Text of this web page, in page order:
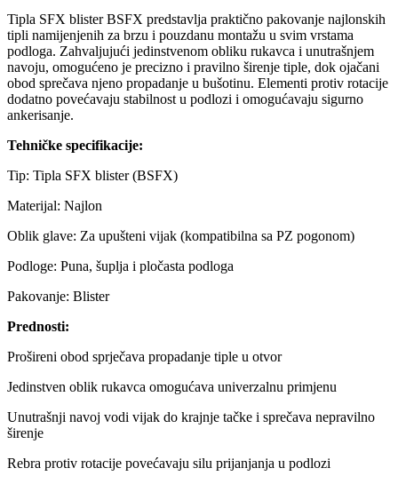
Tipla SFX blister BSFX predstavlja praktično pakovanje najlonskih
tipli namijenjenih za brzu i pouzdanu montažu u svim vrstama
podloga. Zahvaljujući jedinstvenom obliku rukavca i unutrašnjem
navoju, omogućeno je precizno i pravilno širenje tiple, dok ojačani
obod sprečava njeno propadanje u bušotinu. Elementi protiv rotacije
dodatno povećavaju stabilnost u podlozi i omogućavaju sigurno
ankerisanje.
Tehničke specifikacije:
Tip: Tipla SFX blister (BSFX)
Materijal: Najlon
Oblik glave: Za upušteni vijak (kompatibilna sa PZ pogonom)
Podloge: Puna, šuplja i pločasta podloga
Pakovanje: Blister
Prednosti:
Prošireni obod sprječava propadanje tiple u otvor
Jedinstven oblik rukavca omogućava univerzalnu primjenu
Unutrašnji navoj vodi vijak do krajnje tačke i sprečava nepravilno
širenje
Rebra protiv rotacije povećavaju silu prijanjanja u podlozi